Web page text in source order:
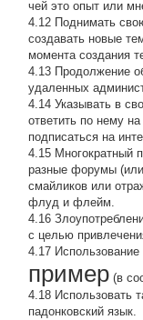
чей это опыт или
4.12 Поднимать
создавать новые
момента создания
4.13 Продолжение
удаленных
4.14 Указывать в
ответить по нему
подписаться на
4.15 Многократный
разные форумы (или
смайликов или
флуд и флейм.
4.16
с целью
4.17
пример (в
4.18 Использовать
падонковский язык.